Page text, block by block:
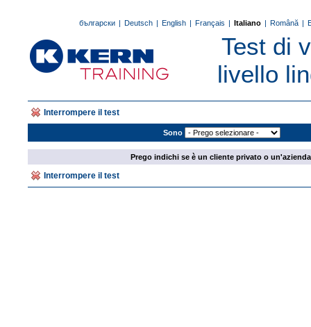
български | Deutsch | English | Français | Italiano | Română |
Test di
livello
Interrompere il test
Sono
Prego indichi se è un cliente privato o
Interrompere il test